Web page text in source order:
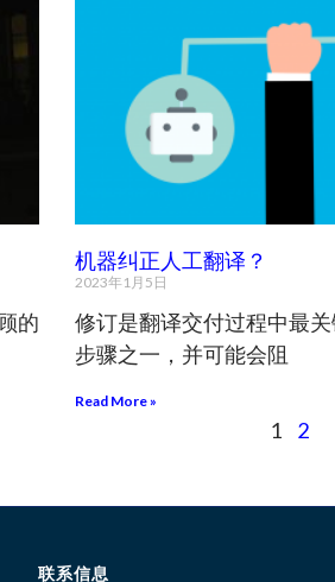
的
机器纠正人工翻译？
2023年1月5日
修订是翻译交付过程中最
步骤之一，并可能会阻
Read More »
1 2
联系信息